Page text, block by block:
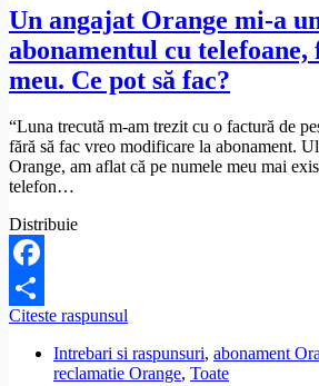
anulate?
Un angajat Orange mi-a
abonamentul cu
meu. Ce pot să fac?
“Luna trecută m-am trezit cu o factură de
fără să fac vreo modificare la abonament.
Orange, am aflat că pe numele meu mai
telefon…
Distribuie
Facebook
Share
Citeste raspunsul
Orange
mi-
Intrebari si raspunsuri, abonament
reclamatie Orange, Toate